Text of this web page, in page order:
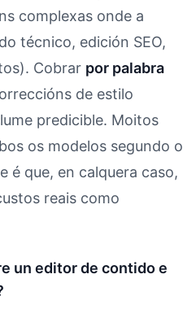
complexas onde a
técnico, edición SEO,
Cobrar por palabra
de estilo
predicible. Moitos
os modelos segundo o
é que, en calquera caso,
reais como
un editor de contido e